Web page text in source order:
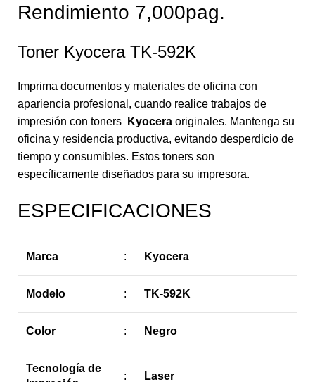
Rendimiento 7,000pag.
Toner Kyocera TK-592K
Imprima documentos y materiales de oficina con
apariencia profesional, cuando realice trabajos de
impresión con toners
Kyocera originales. Mantenga su
oficina y residencia productiva, evitando desperdicio de
tiempo y consumibles. Estos toners son
específicamente diseñados para su impresora.
ESPECIFICACIONES
Marca : Kyocera
Modelo : TK-592K
Color : Negro
Tecnología de
: Laser